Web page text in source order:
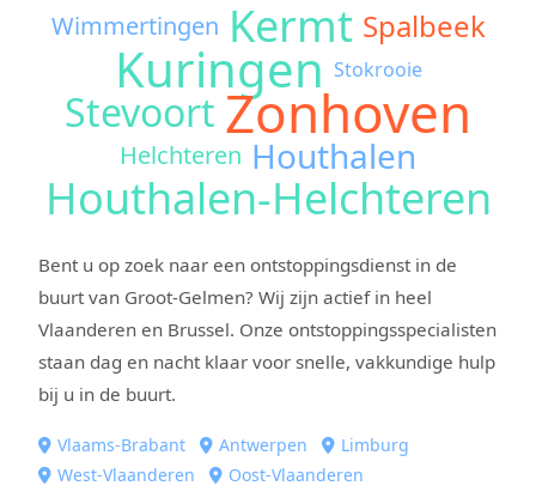
Wimmertingen Kermt Spalbeek
Kuringen Stokrooie
Stevoort Zonhoven
Helchteren Houthalen
Houthalen-Helchteren
Bent u op zoek naar een ontstoppingsdienst in de
buurt van Groot-Gelmen? Wij zijn actief in heel
Vlaanderen en Brussel. Onze ontstoppingsspecialisten
staan dag en nacht klaar voor snelle, vakkundige hulp
bij u in de buurt.
Vlaams-Brabant Antwerpen
Limburg
West-Vlaanderen
Oost-Vlaanderen